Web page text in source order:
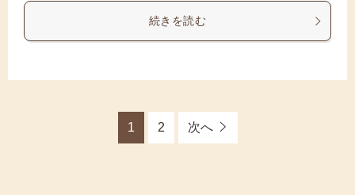
続きを読む
1 2 次へ